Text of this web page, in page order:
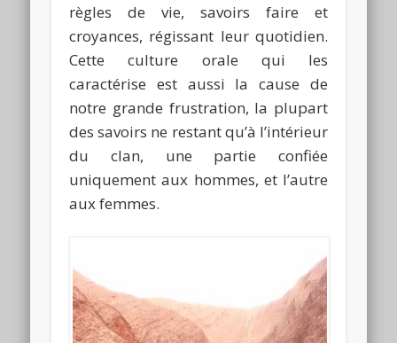
règles de vie, savoirs faire et
croyances, régissant leur quotidien.
Cette culture orale qui les
caractérise est aussi la cause de
notre grande frustration, la plupart
des savoirs ne restant qu’à l’intérieur
du clan, une partie confiée
uniquement aux hommes, et l’autre
aux femmes.